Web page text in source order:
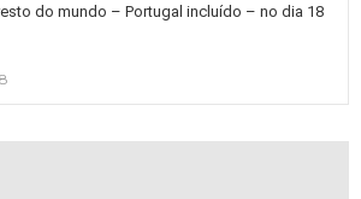
do mundo – Portugal incluído – no dia 18